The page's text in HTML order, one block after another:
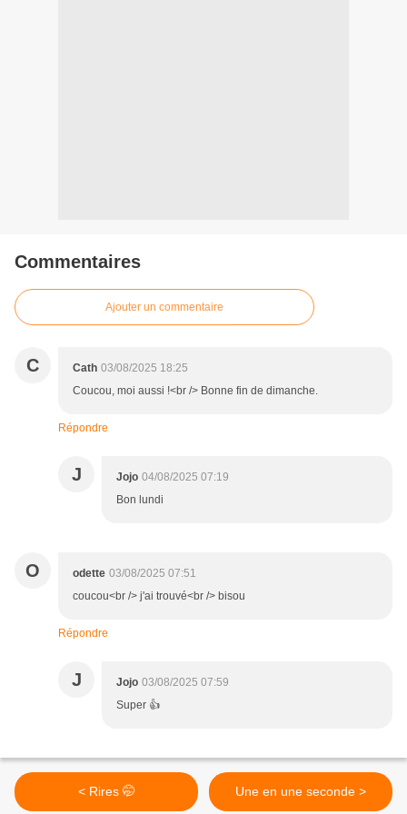
Commentaires
Ajouter un commentaire
C Cath 03/08/2025 18:25
Coucou, moi aussi !<br /> Bonne fin de dimanche.
Répondre
J Jojo 04/08/2025 07:19
Bon lundi
O odette 03/08/2025 07:51
coucou<br /> j'ai trouvé<br /> bisou
Répondre
J Jojo 03/08/2025 07:59
Super 👍
< Rires 🤭 Une en une seconde >